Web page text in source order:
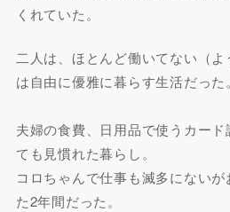
くれていた。
二人は、ほとんど働いてない（
は自由に優雅に暮らす生活だった。
夫婦の食費、日用品で使うカー
ても見慣れた暮らし。
コロちゃんで仕事も滅多にない
た2年間だった。